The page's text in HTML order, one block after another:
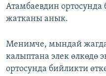
Атамбаевдин
жатканы анык.
Менимче, мындай
калыптана элек өлкөдө
ортосунда бийликти